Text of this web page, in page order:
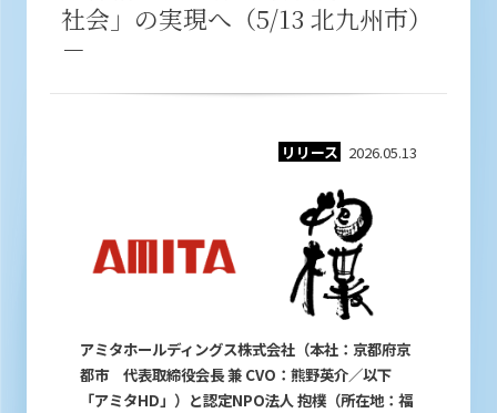
社会」の実現へ（5/13 北九州市）
－
リリース 2026.05.13
アミタホールディングス株式会社（本社：京都府京
都市 代表取締役会長 兼 CVO：熊野英介／以下
「アミタHD」）と認定NPO法人 抱樸（所在地：福